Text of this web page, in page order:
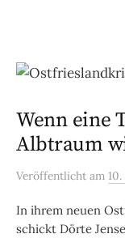
Wenn eine
Albtraum
Veröffentlicht am
In ihrem neuen
schickt Dörte